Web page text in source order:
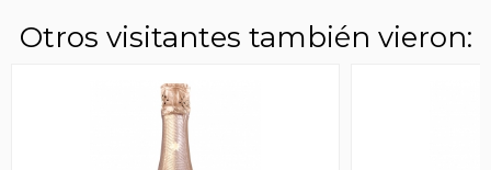
Otros visitantes también vieron: